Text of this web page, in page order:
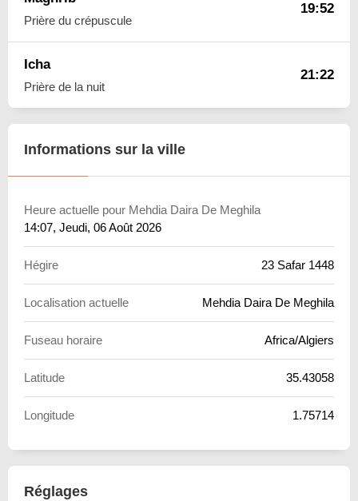
Prière du crépuscule
19:52
Icha
Prière de la nuit
21:22
Informations sur la ville
Heure actuelle pour Mehdia Daira De Meghila
14:07, Jeudi, 06 Août 2026
Hégire 23 Safar 1448
Localisation actuelle Mehdia Daira De Meghila
Fuseau horaire Africa/Algiers
Latitude 35.43058
Longitude 1.75714
Réglages